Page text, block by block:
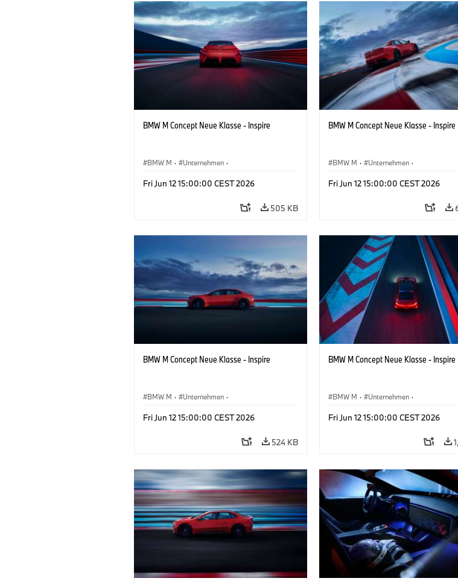
BMW M Concept Neue Klasse - Inspire
BMW M · Unternehmen ·
Fri Jun 12 15:00:00 CEST 2026
505 KB
BMW M Concept Neue Klasse - Inspire
BMW M · Unternehmen ·
Fri Jun 12 15:00:00 CEST 2026
BMW M Concept Neue Klasse - Inspire
BMW M · Unternehmen ·
Fri Jun 12 15:00:00 CEST 2026
524 KB
BMW M Concept Neue Klasse - Inspire
BMW M · Unternehmen ·
Fri Jun 12 15:00:00 CEST 2026